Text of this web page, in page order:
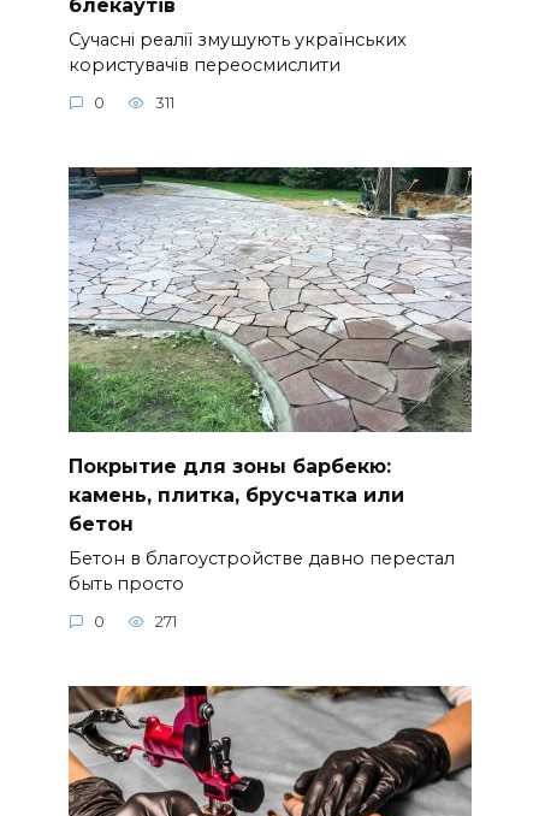
блекаутів
Сучасні реалії змушують українських
користувачів переосмислити
0 311
Покрытие для зоны барбекю:
камень, плитка, брусчатка или
бетон
Бетон в благоустройстве давно перестал
быть просто
0 271